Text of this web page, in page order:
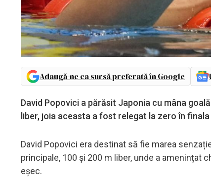
Adaugă-ne ca sursă preferată în Google
David Popovici a părăsit Japonia cu mâna
liber, joia aceasta a fost relegat la zero în
David Popovici era destinat să fie marea
principale, 100 și 200 m liber, unde a amenințat
eșec.